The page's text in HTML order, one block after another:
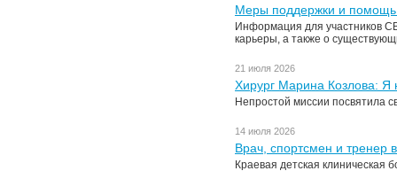
Меры поддержки и помощь
Информация для участников
карьеры, а также о
21 июля 2026
Хирург Марина Козлова: Я
Непростой миссии посвятила
14 июля 2026
Врач, спортсмен и тренер
Краевая детская клиническая